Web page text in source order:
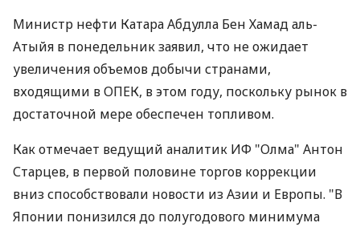
Министр нефти Катара Абдулла Бен Хамад аль-
Атыйя в понедельник заявил, что не ожидает
увеличения объемов добычи странами,
входящими в ОПЕК, в этом году, поскольку рынок в
достаточной мере обеспечен топливом.
Как отмечает ведущий аналитик ИФ "Олма" Антон
Старцев, в первой половине торгов коррекции
вниз способствовали новости из Азии и Европы. "В
Японии понизился до полугодового минимума